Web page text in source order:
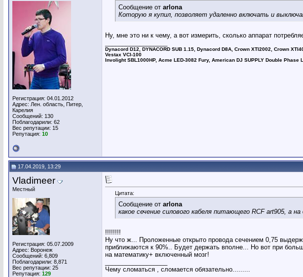
Регистрация: 04.01.2012
Адрес: Лен. область, Питер,
Карелия
Сообщений: 130
Поблагодарили: 62
Вес репутации: 15
Репутация: 10
Сообщение от arlona
Которую я купил, позволяет удаленно включать и
Ну, мне это ни к чему, а вот измерить, сколько аппарат
Dynacord D12, DYNACORD SUB 1.15, Dynacord D8A, Crown XTI2002, Crown
Vestax VCI-100
Involight SBL1000HP, Acme LED-3082 Fury, American DJ SUPPLY Double Phase
17.04.2019, 13:29
Vladimeer
Местный
Регистрация: 05.07.2009
Адрес: Воронеж
Сообщений: 6,809
Поблагодарили: 8,871
Вес репутации: 25
Репутация: 129
Цитата:
Сообщение от arlona
какое сечение силового кабеля питающего RCF art905, а
!!!!!!!!
Ну что ж... Проложенные открыто провода сечением 0,75
приближаются к 90%.. Будет держать вполне... Но вот при
на математику+ включенный мозг!
Чему сломаться , сломается обязательно.........